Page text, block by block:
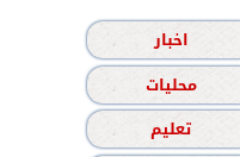
اخبار
محليات
تعليم